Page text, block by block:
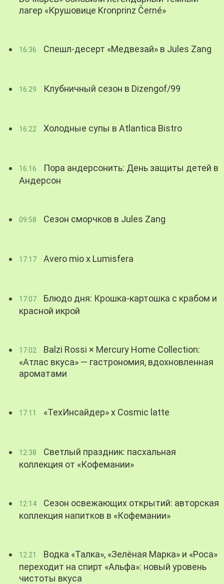
лагер «Крушовице Kronprinz Černé»
16:36 Спешл-десерт «Медвезай» в Jules Zang
16:29 Клубничный сезон в Dizengof/99
16:22 Холодные супы в Atlantica Bistro
16:16
Пора андерсонить: День защиты детей в
Андерсон
09:58 Сезон сморчков в Jules Zang
17:17 Avero mio x Lumisfera
17:07
Блюдо дня: Крошка-картошка с крабом и
красной икрой
17:02
Balzi Rossi × Mercury Home Collection:
«Атлас вкуса» — гастрономия, вдохновленная
ароматами
17:11 «ТехИнсайдер» х Cosmic latte
12:38
Светлый праздник: пасхальная
коллекция от «Кофемании»
12:14
Сезон освежающих открытий: авторская
коллекция напитков в «Кофемании»
12:21
Водка «Талка», «Зелёная Марка» и «Роса»
переходит на спирт «Альфа»: новый уровень
чистоты вкуса